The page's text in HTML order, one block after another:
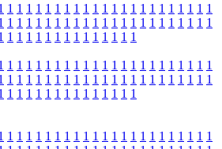
1 1 1 1 1 1 1 1 1 1 1 1 1 1 1 1 1 1 1 1 1 1
1 1 1 1 1 1 1 1 1 1 1 1 1 1 1 1 1 1 1 1 1 1
1 1 1 1 1 1 1 1 1 1 1 1 1 1
1 1 1 1 1 1 1 1 1 1 1 1 1 1 1 1 1 1 1 1 1 1
1 1 1 1 1 1 1 1 1 1 1 1 1 1 1 1 1 1 1 1 1 1
1 1 1 1 1 1 1 1 1 1 1 1 1 1
1 1 1 1 1 1 1 1 1 1 1 1 1 1 1 1 1 1 1 1 1 1